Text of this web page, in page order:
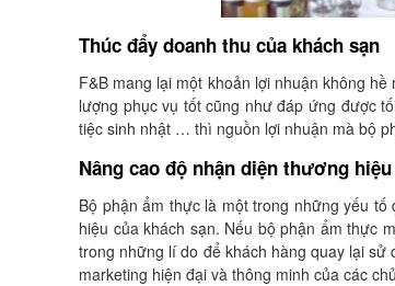
Thúc đẩy doanh thu của khách sạn
F&B mang lại một khoản lợi nhuận không
lượng phục vụ tốt cũng như đáp ứng được
tiệc sinh nhật … thì nguồn lợi nhuận mà bộ
Nâng cao độ nhận diện thương
Bộ phận ẩm thực là một trong những yếu
hiệu của khách sạn. Nếu bộ phận ẩm thực
trong những lí do để khách hàng quay lại
marketing hiện đại và thông minh của các